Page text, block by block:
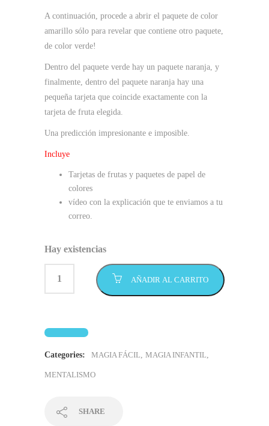
A continuación, procede a abrir el paquete de color
amarillo sólo para revelar que contiene otro paquete,
de color verde!
Dentro del paquete verde hay un paquete naranja, y
finalmente, dentro del paquete naranja hay una
pequeña tarjeta que coincide exactamente con la
tarjeta de fruta elegida.
Una predicción impresionante e imposible.
Incluye
Tarjetas de frutas y paquetes de papel de
colores
vídeo con la explicación que te enviamos a tu
correo.
Hay existencias
AÑADIR AL CARRITO
Categories: MAGIA FÁCIL, MAGIA INFANTIL,
MENTALISMO
SHARE